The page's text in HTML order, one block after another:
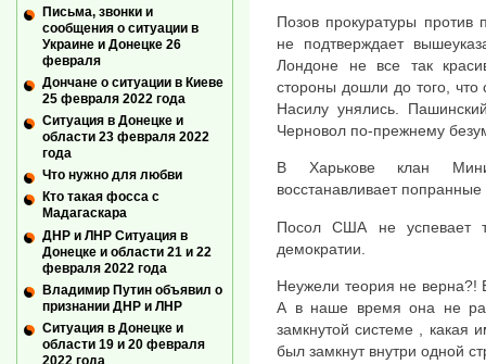
Позов прокуратуры против
не подтверждает
Лондоне не все так
стороны дошли до того, что
Насилу унялись.
Черновол по-прежнему
В Харькове клан
восстанавливает
Посол США не успевает
демократии.
Неужели теория не верна?!
А в наше время она не
замкнутой системе , какая
был замкнут внутри одной
Письма, звонки и
сообщения о ситуации в
Украине и Донецке 26
февраля
Дончане о ситуации в Киеве
25 февраля 2022 года
Ситуация в Донецке и
области 23 февраля 2022
года
Что нужно для любви
Кто такая фосса с
Мадагаскара
ДНР и ЛНР Ситуация в
Донецке и области 21 и 22
февраля 2022 года
Владимир Путин объявил о
признании ДНР и ЛНР
Ситуация в Донецке и
области 19 и 20 февраля
2022 года